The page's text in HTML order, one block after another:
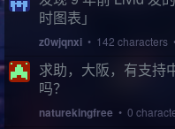
时图表」
z0wjqnxi • 142 characters
求助，大阪，有支持
吗？
naturekingfree • 0